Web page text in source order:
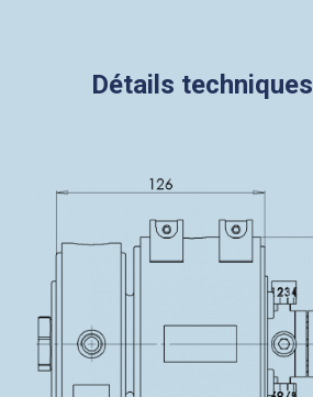
Détails techniques